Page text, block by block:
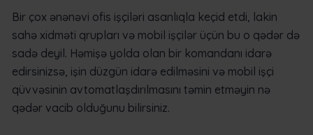
Bir çox ənənəvi ofis işçiləri asanlıqla keçid etdi, lakin
sahə xidməti qrupları və mobil işçilər üçün bu o qədər də
sadə deyil. Həmişə yolda olan bir komandanı idarə
edirsinizsə, işin düzgün idarə edilməsini və mobil işçi
qüvvəsinin avtomatlaşdırılmasını təmin etməyin nə
qədər vacib olduğunu bilirsiniz.